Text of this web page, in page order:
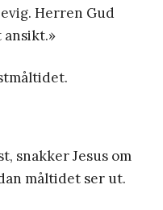
Herren Gud
snakker Jesus om
måltidet ser ut.